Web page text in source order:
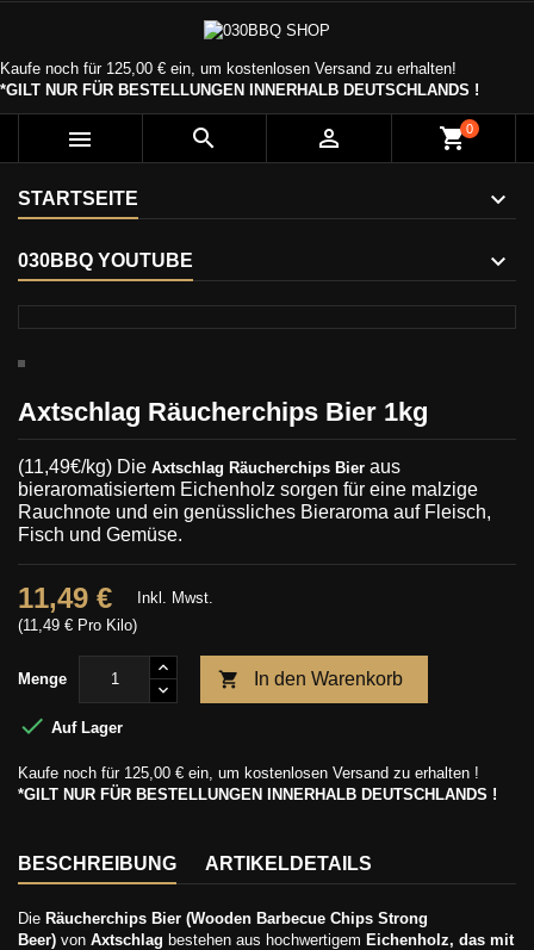
Kaufe noch für 125,00 € ein, um kostenlosen Versand zu erhalten!
*GILT NUR FÜR BESTELLUNGEN INNERHALB DEUTSCHLANDS !
   shopping_cart0
STARTSEITE
030BBQ YOUTUBE
Axtschlag Räucherchips Bier 1kg
(11,49€/kg) Die Axtschlag Räucherchips Bier aus
bieraromatisiertem Eichenholz sorgen für eine malzige
Rauchnote und ein genüssliches Bieraroma auf Fleisch,
Fisch und Gemüse.
11,49 €
(11,49 € Pro Kilo)
Inkl. Mwst.
Menge  In den Warenkorb
 Auf Lager
Kaufe noch für 125,00 € ein, um kostenlosen Versand zu erhalten !
*GILT NUR FÜR BESTELLUNGEN INNERHALB DEUTSCHLANDS !
BESCHREIBUNG ARTIKELDETAILS
Die Räucherchips Bier (Wooden Barbecue Chips Strong
Beer) von Axtschlag bestehen aus hochwertigem Eichenholz, das mit